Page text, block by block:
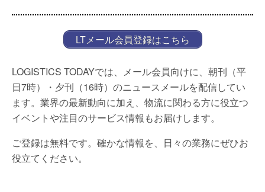
LTメール会員登録はこちら
LOGISTICS TODAYでは、メール会員向けに、朝刊（平
日7時）・夕刊（16時）のニュースメールを配信してい
ます。業界の最新動向に加え、物流に関わる方に役立つ
イベントや注目のサービス情報もお届けします。
ご登録は無料です。確かな情報を、日々の業務にぜひお
役立てください。